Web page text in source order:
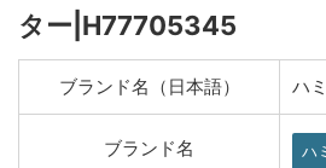
ター|H77705345
ブランド名（日本語） ハ
ブランド名 ハ